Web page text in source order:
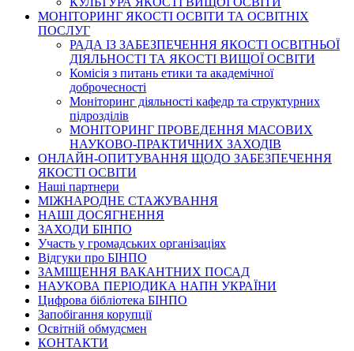
МОНІТОРИНГ ЯКОСТІ ОСВІТИ ТА ОСВІТНІХ
ПОСЛУГ
РАДА ІЗ ЗАБЕЗПЕЧЕННЯ ЯКОСТІ ОСВІТНЬОЇ
ДІЯЛЬНОСТІ ТА ЯКОСТІ ВИЩОЇ ОСВІТИ
Комісія з питань етики та академічної
доброчесності
Моніторинг діяльності кафедр та структурних
підрозділів
МОНІТОРИНГ ПРОВЕДЕННЯ МАСОВИХ
НАУКОВО-ПРАКТИЧНИХ ЗАХОДІВ
ОНЛАЙН-ОПИТУВАННЯ ЩОДО ЗАБЕЗПЕЧЕННЯ
ЯКОСТІ ОСВІТИ
Наші партнери
МІЖНАРОДНЕ СТАЖУВАННЯ
НАШІ ДОСЯГНЕННЯ
ЗАХОДИ БІНПО
Участь у громадських організаціях
Відгуки про БІНПО
ЗАМІЩЕННЯ ВАКАНТНИХ ПОСАД
НАУКОВА ПЕРІОДИКА НАПН УКРАЇНИ
Цифрова бібліотека БІНПО
Запобігання корупції
Освітній обмудсмен
КОНТАКТИ